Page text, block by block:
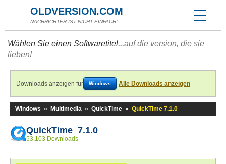
OLDVERSION.COM
NACHRICHTER IST NICHT EINFACH!
Wählen Sie einen Softwaretitel...auf die version, die sie
lieben!
Downloads anzeigen für Windows Alle Downloads anzeigen
Windows » Multimedia » QuickTime » QuickTime 7.1.0
QuickTime 7.1.0
53.103 Downloads